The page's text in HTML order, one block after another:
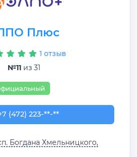
Плюс
1 отзыв
№11из 31
(472) 223-18-88
(472) 223-**-**
Богдана Хмельницкого,